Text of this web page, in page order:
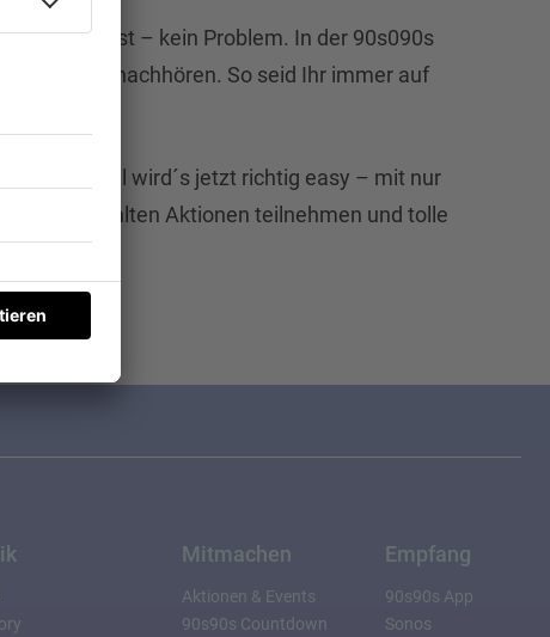
verpasst – kein Problem. In der 90s090s
einfach nachhören. So seid Ihr immer auf
einem Profil wird´s jetzt richtig easy – mit nur
ausgewählten Aktionen teilnehmen und tolle
Mitmachen
Aktionen & Events
90s90s Countdown
Empfang
90s90s App
Sonos